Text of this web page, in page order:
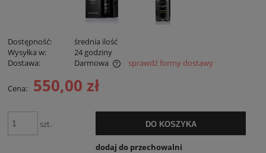
Dostępność:
średnia ilość
Wysyłka w:
24 godziny
Dostawa:
Darmowa
sprawdź formy dostawy
Cena: 550,00 zł
szt. DO KOSZYKA
dodaj do przechowalni